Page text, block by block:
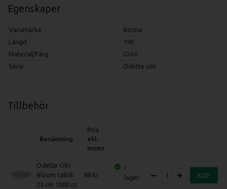
Egenskaper
Varumärke
Bonna
Längd
190
Material/Färg
Grön
Serie
Odette oliv
Tillbehör
Benämning
Pris
ekl.
moms
Odette Oliv
Bloom tallrik
23 cm 1000 cc
88
I
lager
KÖP